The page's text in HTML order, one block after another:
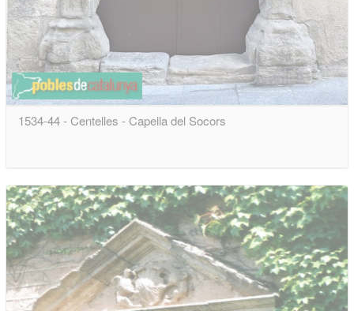
1534-44 - Centelles - Capella del Socors